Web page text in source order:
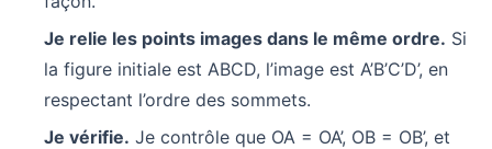
Je relie les points images dans le même ordre. Si
la figure initiale est ABCD, l’image est A’B’C’D’, en
respectant l’ordre des sommets.
Je vérifie. Je contrôle que OA = OA’, OB = OB’, et